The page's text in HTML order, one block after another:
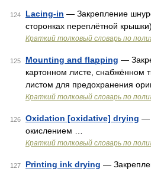
124 Lacing-in — Закрепление
сторонках переплётной
Краткий толковый словарь по
125 Mounting and flapping —
картонном листе, снабжённом
листом для предохранения
Краткий толковый словарь по
126 Oxidation [oxidative] drying —
окислением …
Краткий толковый словарь по
127 Printing ink drying —